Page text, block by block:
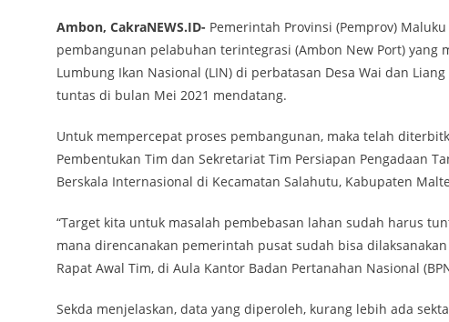
Ambon, CakraNEWS.ID- Pemerintah Provinsi (Pemprov)
pembangunan pelabuhan terintegrasi (Ambon New Port)
Lumbung Ikan Nasional (LIN) di perbatasan Desa Wai dan
tuntas di bulan Mei 2021 mendatang.
Untuk mempercepat proses pembangunan, maka telah
Pembentukan Tim dan Sekretariat Tim Persiapan Pengadaan
Berskala Internasional di Kecamatan Salahutu, Kabupaten
“Target kita untuk masalah pembebasan lahan sudah harus
mana direncanakan pemerintah pusat sudah bisa
Rapat Awal Tim, di Aula Kantor Badan Pertanahan Nasional
Sekda menjelaskan, data yang diperoleh, kurang lebih ada